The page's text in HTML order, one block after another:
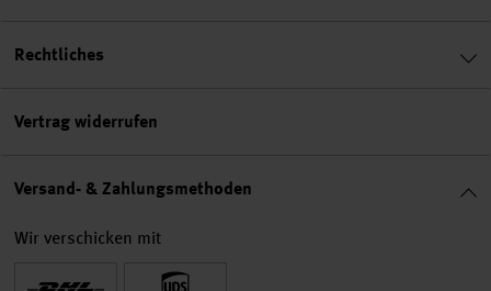
Rechtliches
Vertrag widerrufen
Versand- & Zahlungsmethoden
Wir verschicken mit